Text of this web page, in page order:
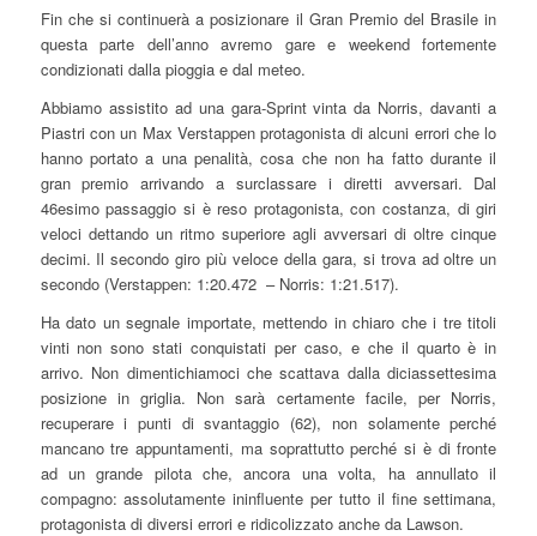
Fin che si continuerà a posizionare il Gran Premio del Brasile in
questa parte dell’anno avremo gare e weekend fortemente
condizionati dalla pioggia e dal meteo.
Abbiamo assistito ad una gara-Sprint vinta da Norris, davanti a
Piastri con un Max Verstappen protagonista di alcuni errori che lo
hanno portato a una penalità, cosa che non ha fatto durante il
gran premio arrivando a surclassare i diretti avversari. Dal
46esimo passaggio si è reso protagonista, con costanza, di giri
veloci dettando un ritmo superiore agli avversari di oltre cinque
decimi. Il secondo giro più veloce della gara, si trova ad oltre un
secondo (Verstappen: 1:20.472 – Norris: 1:21.517).
Ha dato un segnale importate, mettendo in chiaro che i tre titoli
vinti non sono stati conquistati per caso, e che il quarto è in
arrivo. Non dimentichiamoci che scattava dalla diciassettesima
posizione in griglia. Non sarà certamente facile, per Norris,
recuperare i punti di svantaggio (62), non solamente perché
mancano tre appuntamenti, ma soprattutto perché si è di fronte
ad un grande pilota che, ancora una volta, ha annullato il
compagno: assolutamente ininfluente per tutto il fine settimana,
protagonista di diversi errori e ridicolizzato anche da Lawson.